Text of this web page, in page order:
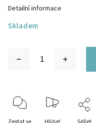
Skladem
Detailní informace